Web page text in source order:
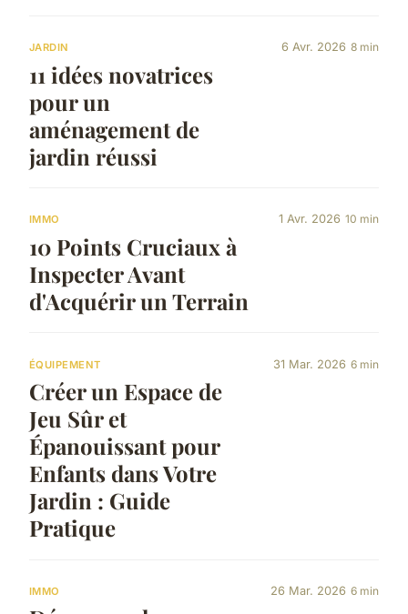
JARDIN
11 idées novatrices
pour un
aménagement de
jardin réussi
6 Avr. 2026 8 min
IMMO
10 Points Cruciaux à
Inspecter Avant
d'Acquérir un Terrain
1 Avr. 2026 10 min
ÉQUIPEMENT
Créer un Espace de
Jeu Sûr et
Épanouissant pour
Enfants dans Votre
Jardin : Guide
Pratique
31 Mar. 2026 6 min
IMMO 26 Mar. 2026 6 min